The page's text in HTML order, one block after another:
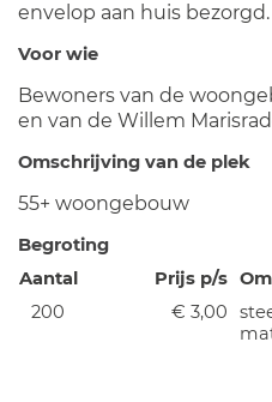
envelop aan huis bezorgd.
Voor wie
Bewoners van de
en van de Willem
Omschrijving van de plek
55+ woongebouw
Begroting
Aantal
Prijs p/s
200
€ 3,00